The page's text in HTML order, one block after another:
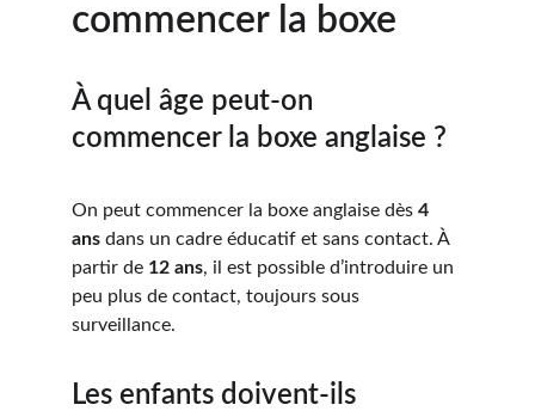
commencer la boxe
À quel âge peut-on
commencer la boxe anglaise ?
On peut commencer la boxe anglaise dès 4
ans dans un cadre éducatif et sans contact. À
partir de 12 ans, il est possible d’introduire un
peu plus de contact, toujours sous
surveillance.
Les enfants doivent-ils